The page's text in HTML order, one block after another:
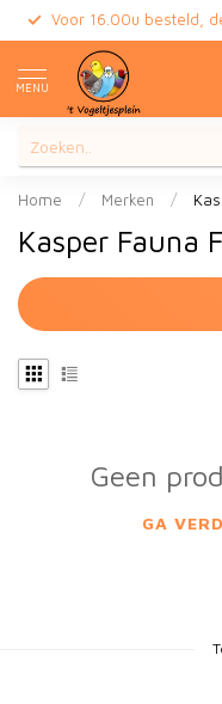
Voor 16.00u besteld,
MENU
Home / Merken /
Kasper Fauna
Geen
GA